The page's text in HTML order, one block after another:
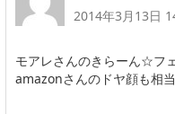
2014年3月13日
モアレさんのきらーん☆フ
amazonさんのドヤ顔も相